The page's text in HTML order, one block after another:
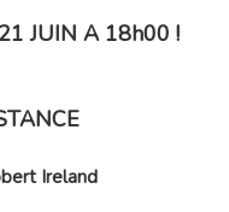
JUIN A 18h00 !
Ireland